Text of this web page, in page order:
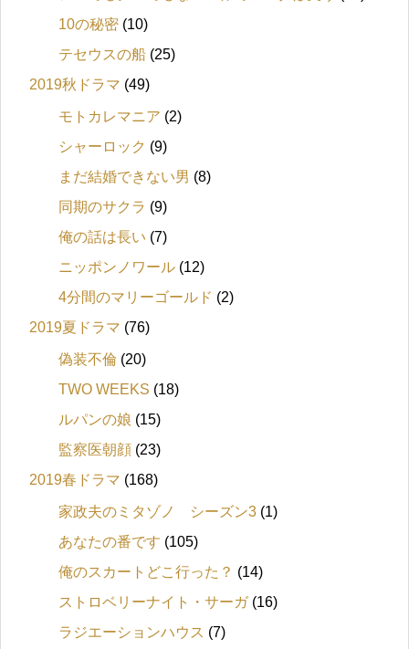
10の秘密 (10)
テセウスの船 (25)
2019秋ドラマ (49)
モトカレマニア (2)
シャーロック (9)
まだ結婚できない男 (8)
同期のサクラ (9)
俺の話は長い (7)
ニッポンノワール (12)
4分間のマリーゴールド (2)
2019夏ドラマ (76)
偽装不倫 (20)
TWO WEEKS (18)
ルパンの娘 (15)
監察医朝顔 (23)
2019春ドラマ (168)
家政夫のミタゾノ シーズン3 (1)
あなたの番です (105)
俺のスカートどこ行った？ (14)
ストロベリーナイト・サーガ(16)
ラジエーションハウス (7)